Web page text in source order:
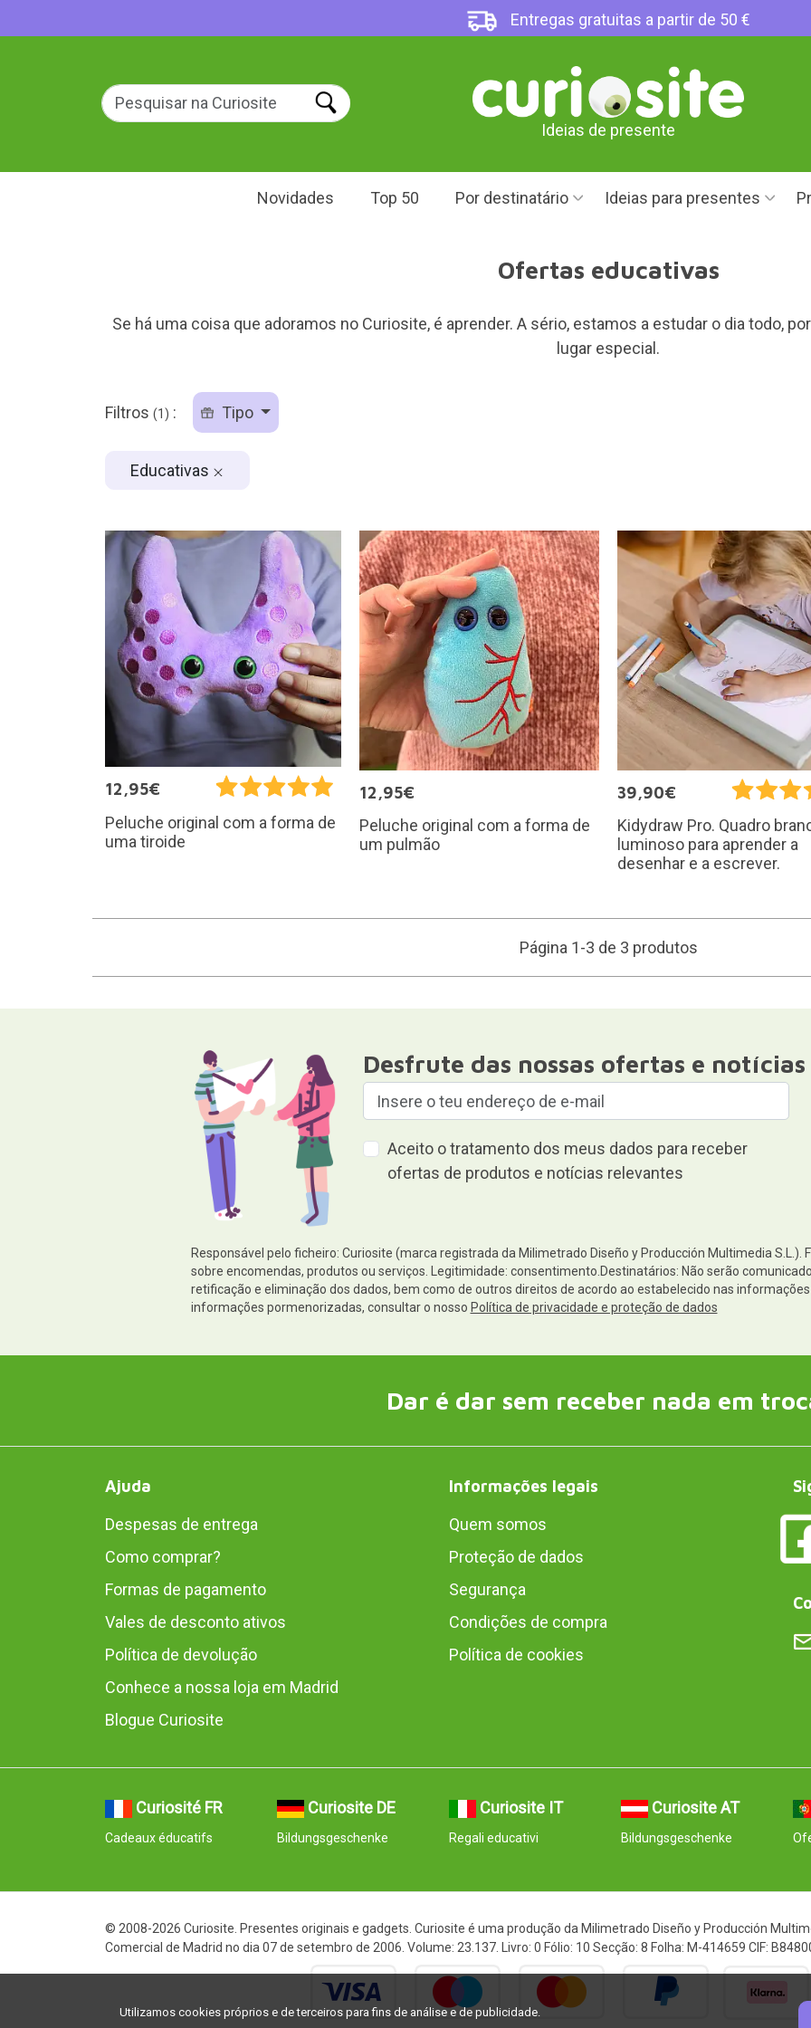
Entregas gratuitas a partir de 50 €
Ideias de presente
Novidades Top 50 Por destinatário Ideias para presentes
Ofertas educativas
Se há uma coisa que adoramos no Curiosite, é aprender. A sério, estamos a estudar o dia todo,
lugar especial.
Filtros (1) : Tipo
Educativas
12,95€
Peluche original com a forma de
uma tiroide
12,95€
Peluche original com a forma de
um pulmão
39,90€
Kidydraw Pro. Quadro
luminoso para aprender a
desenhar e a escrever.
Página 1-3 de 3 produtos
Desfrute das nossas ofertas e notícias
Aceito o tratamento dos meus dados para receber
ofertas de produtos e notícias relevantes
Responsável pelo ficheiro: Curiosite (marca registrada da Milimetrado Diseño y Producción Multimedia
sobre encomendas, produtos ou serviços. Legitimidade: consentimento.Destinatários: Não serão
retificação e eliminação dos dados, bem como de outros direitos de acordo ao estabelecido nas
informações pormenorizadas, consultar o nosso Política de privacidade e proteção de dados
Dar é dar sem receber nada em
Ajuda
Despesas de entrega
Como comprar?
Formas de pagamento
Vales de desconto ativos
Política de devolução
Conhece a nossa loja em Madrid
Blogue Curiosite
Informações legais
Quem somos
Proteção de dados
Segurança
Condições de compra
Política de cookies
Curiosité FR
Cadeaux éducatifs
Curiosite DE
Bildungsgeschenke
Curiosite IT
Regali educativi
Curiosite AT
Bildungsgeschenke
© 2008-2026 Curiosite. Presentes originais e gadgets. Curiosite é uma produção da Milimetrado Diseño y Producción
Comercial de Madrid no dia 07 de setembro de 2006. Volume: 23.137. Livro: 0 Fólio: 10 Secção: 8 Folha: M-414659 CIF:
Utilizamos cookies próprios e de terceiros para fins de análise e de publicidade.